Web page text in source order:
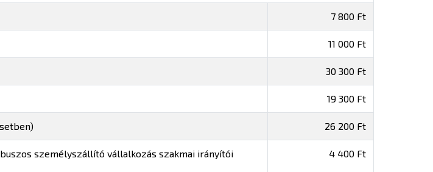
7 800 Ft
11 000 Ft
30 300 Ft
19 300 Ft
26 200 Ft
személyszállító vállalkozás szakmai irányítói
4 400 Ft